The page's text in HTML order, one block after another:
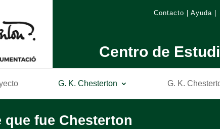
Contacto Ayuda|
Centro de
G. K. Chesterton G. K.
que fue Chesterton